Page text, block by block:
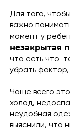
Для того,
важно
момент у
незакрытая
что есть что-
убрать
Чаще всего
холод,
неудобная
выяснили, что